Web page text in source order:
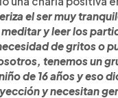
el ser muy
y leer los
de gritos o
tenemos un
de 16 años y eso
y necesitan